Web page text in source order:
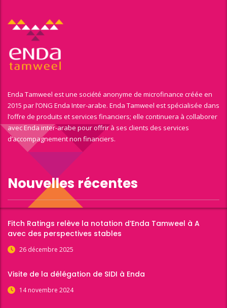
Enda Tamweel est une société anonyme de microfinance créée en
2015 par l’ONG Enda Inter-arabe. Enda Tamweel est spécialisée dans
l’offre de produits et services financiers; elle continuera à collaborer
avec Enda inter-arabe pour offrir à ses clients des services
d’accompagnement non financiers.
Nouvelles récentes
Fitch Ratings relève la notation d’Enda Tamweel à A
avec des perspectives stables
26 décembre 2025
Visite de la délégation de SIDI à Enda
14 novembre 2024